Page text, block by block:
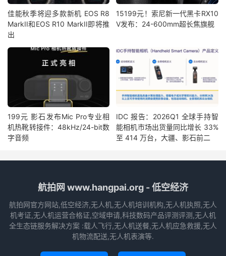
佳能秋季将迎多款新机 EOS R8
MarkII和EOS R10 MarkII即将推
出
15199元！索尼新一代黑卡RX10
V发布：24-600mm超长焦旗舰
199元 影石发布Mic Pro专业相
机热靴转接件：48kHz/24-bit数
字音频
IDC 报告：2026Q1 全球手持智
能相机市场出货量同比增长 33%
至 414 万台，大疆、影石前二
航拍网 www.hangpai.org - 低空经济
航拍网官方网站,低空经济,无人机,无人机培训机构,无人机执照,无人
机考证,无人机运营合格证,空域申请,科技数码产品评测评测,无人机
全生态链服务解决方案 :载人飞行,无人机送餐,无人机应急救援,无人
机物流配送,无人机表演等.